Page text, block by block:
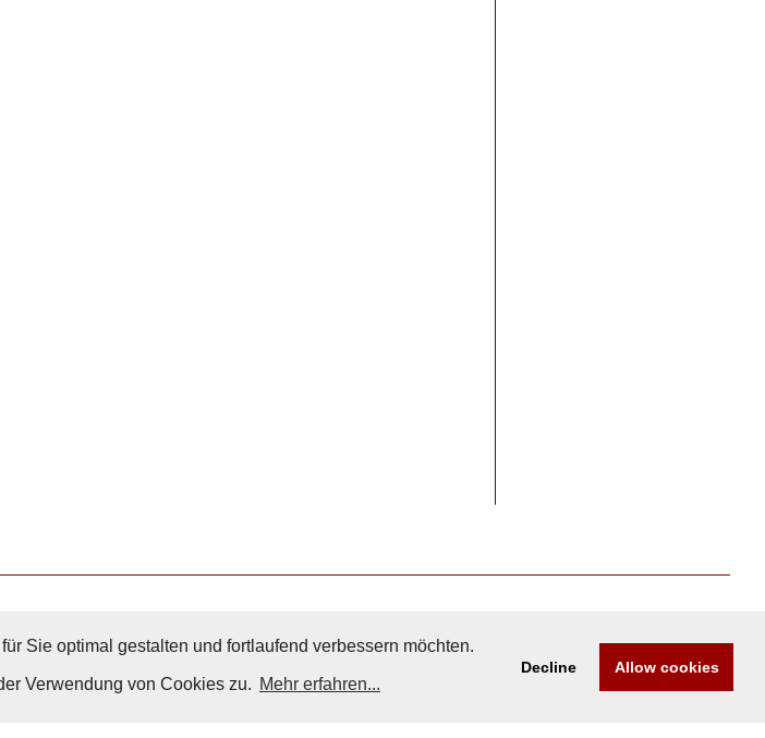
Sie optimal gestalten und fortlaufend verbessern möchten.
Verwendung von Cookies zu. Mehr erfahren...
Decline Allow cookies
Nach Oben